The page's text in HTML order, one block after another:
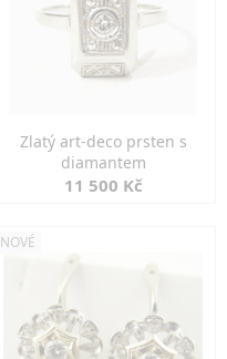
Zlatý art-deco prsten s
diamantem
11 500 Kč
NOVÉ